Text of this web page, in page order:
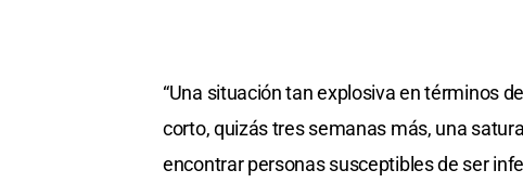
“Una situación tan explosiva en términos
corto, quizás tres semanas más, una
encontrar personas susceptibles de ser